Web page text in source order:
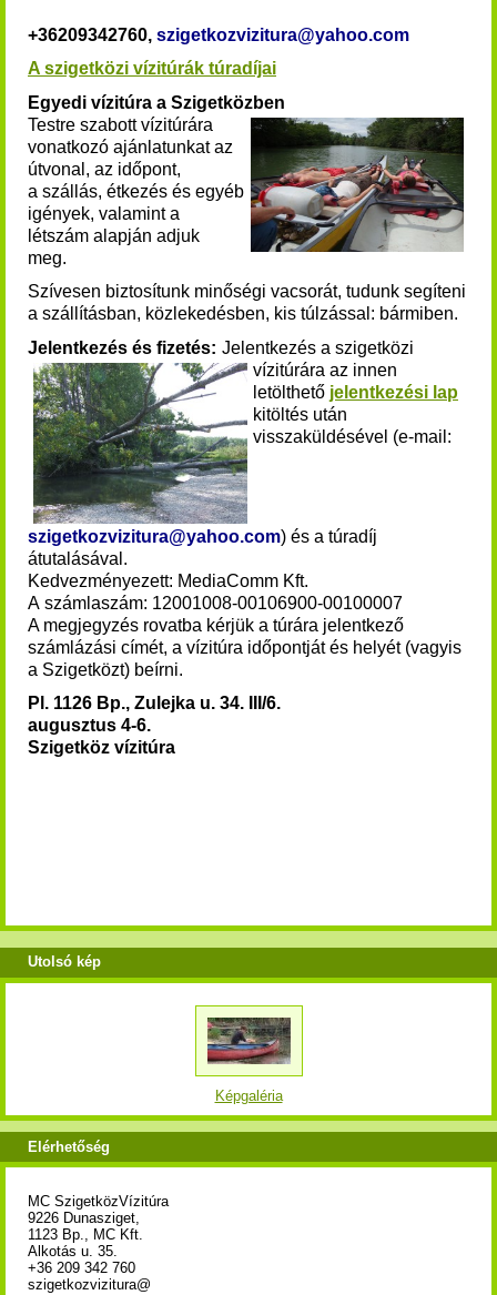
+36209342760, szigetkozvizitura@yahoo.com
A szigetközi vízitúrák túradíjai
Egyedi vízitúra a Szigetközben
Testre szabott vízitúrára
vonatkozó ajánlatunkat az
útvonal, az időpont,
a szállás, étkezés és egyéb
igények, valamint a
létszám alapján adjuk
meg.
Szívesen biztosítunk minőségi vacsorát, tudunk segíteni
a szállításban, közlekedésben, kis túlzással: bármiben.
Jelentkezés és fizetés: Jelentkezés a szigetközi
vízitúrára az innen
letölthető jelentkezési lap
kitöltés után
visszaküldésével (e-mail:
szigetkozvizitura@yahoo.com) és a túradíj
átutalásával.
Kedvezményezett: MediaComm Kft.
A számlaszám: 12001008-00106900-00100007
A megjegyzés rovatba kérjük a túrára jelentkező
számlázási címét, a vízitúra időpontját és helyét (vagyis
a Szigetközt) beírni.
Pl. 1126 Bp., Zulejka u. 34. III/6.
augusztus 4-6.
Szigetköz vízitúra
Utolsó kép
Képgaléria
Elérhetőség
MC SzigetközVízitúra
9226 Dunasziget,
1123 Bp., MC Kft.
Alkotás u. 35.
+36 209 342 760
szigetkozvizitura@